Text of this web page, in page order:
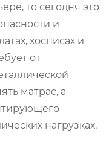
то сегодня это
и
хосписах и
от
матрас, а
нагрузках.